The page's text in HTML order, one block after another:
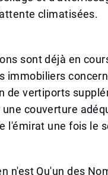
climatisées.
sont déjà en
immobiliers
de vertiports
une couverture
l'émirat une fois le
n'est Qu'un des